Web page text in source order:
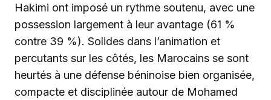
Hakimi ont imposé un rythme soutenu, avec une
possession largement à leur avantage (61 %
contre 39 %). Solides dans l’animation et
percutants sur les côtés, les Marocains se sont
heurtés à une défense béninoise bien organisée,
compacte et disciplinée autour de Mohamed